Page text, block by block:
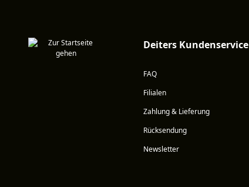
Deiters Kundenservice
FAQ
Filialen
Zahlung & Lieferung
Rücksendung
Newsletter